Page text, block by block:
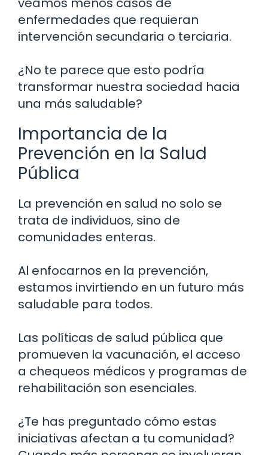
enfermedades que requieran
intervención secundaria o terciaria.
¿No te parece que esto podría
transformar nuestra sociedad hacia
una más saludable?
Importancia de la
Prevención en la Salud
Pública
La prevención en salud no solo se
trata de individuos, sino de
comunidades enteras.
Al enfocarnos en la prevención,
estamos invirtiendo en un futuro más
saludable para todos.
Las políticas de salud pública que
promueven la vacunación, el acceso
a chequeos médicos y programas de
rehabilitación son esenciales.
¿Te has preguntado cómo estas
iniciativas afectan a tu comunidad?